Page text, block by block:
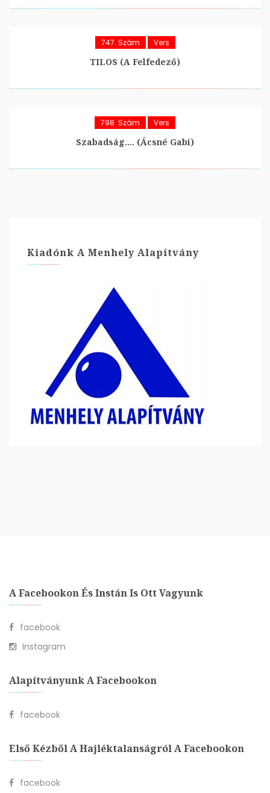
747. Szám Vers
TILOS (A Felfedező)
798. Szám Vers
Szabadság…. (Ácsné Gabi)
Kiadónk A Menhely Alapítvány
A Facebookon És Instán Is Ott Vagyunk
facebook
Instagram
Alapítványunk A Facebookon
facebook
Első Kézből A Hajléktalanságról A Facebookon
facebook